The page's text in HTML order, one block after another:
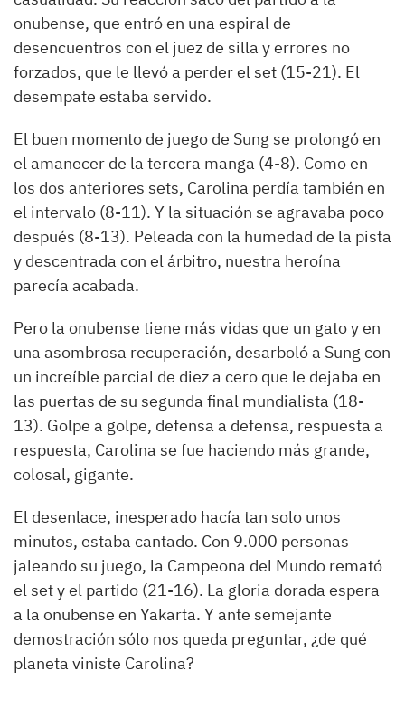
onubense, que entró en una espiral de
desencuentros con el juez de silla y errores no
forzados, que le llevó a perder el set (15-21). El
desempate estaba servido.
El buen momento de juego de Sung se prolongó en
el amanecer de la tercera manga (4-8). Como en
los dos anteriores sets, Carolina perdía también en
el intervalo (8-11). Y la situación se agravaba poco
después (8-13). Peleada con la humedad de la pista
y descentrada con el árbitro, nuestra heroína
parecía acabada.
Pero la onubense tiene más vidas que un gato y en
una asombrosa recuperación, desarboló a Sung con
un increíble parcial de diez a cero que le dejaba en
las puertas de su segunda final mundialista (18-
13). Golpe a golpe, defensa a defensa, respuesta a
respuesta, Carolina se fue haciendo más grande,
colosal, gigante.
El desenlace, inesperado hacía tan solo unos
minutos, estaba cantado. Con 9.000 personas
jaleando su juego, la Campeona del Mundo remató
el set y el partido (21-16). La gloria dorada espera
a la onubense en Yakarta. Y ante semejante
demostración sólo nos queda preguntar, ¿de qué
planeta viniste Carolina?